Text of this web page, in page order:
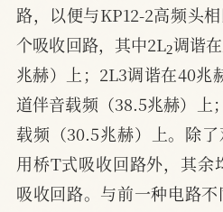
路，以便与KP12-2高频头
个吸收回路，其中2L2调谐
兆赫）上；2L3调谐在40兆
道伴音载频（38.5兆赫）上
载频（30.5兆赫）上。除
用桥T式吸收回路外，其余
吸收回路。与前一种电路